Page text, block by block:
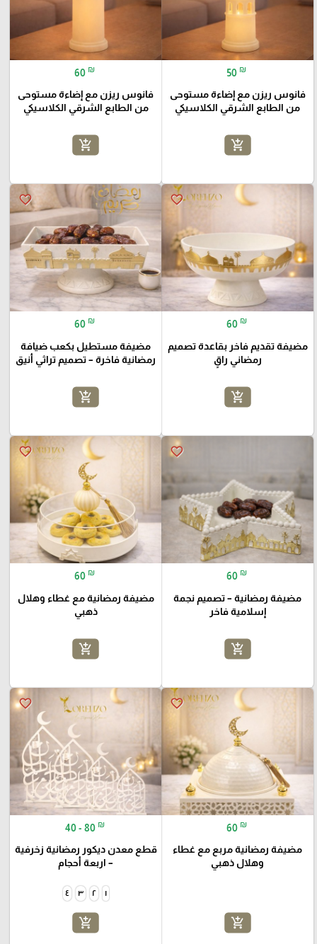
50 ₪
فانوس ريزن مع إضاءة مستوحى
من الطابع الشرقي الكلاسيكي
add_shopping_cart
60 ₪
فانوس ريزن مع إضاءة مستوحى
من الطابع الشرقي الكلاسيكي
add_shopping_cart
favorite_border
60 ₪
مضيفة تقديم فاخر بقاعدة تصميم
رمضاني راقٍ
add_shopping_cart
favorite_border
60 ₪
مضيفة مستطيل بكعب ضيافة
رمضانية فاخرة – تصميم تراثي أنيق
add_shopping_cart
favorite_border
60 ₪
مضيفة رمضانية – تصميم نجمة
إسلامية فاخر
add_shopping_cart
favorite_border
60 ₪
مضيفة رمضانية مع غطاء وهلال
ذهبي
add_shopping_cart
favorite_border
60 ₪
مضيفة رمضانية مربع مع غطاء
وهلال ذهبي
add_shopping_cart
favorite_border
40 - 80 ₪
قطع معدن ديكور رمضانية زخرفية
– اربعة أحجام
١ ٢ ٣ ٤
add_shopping_cart